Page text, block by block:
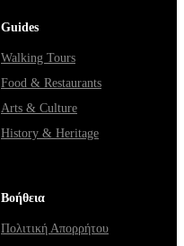
Guides
Walking Tours
Food & Restaurants
Arts & Culture
History & Heritage
Βοήθεια
Πολιτική Απορρήτου